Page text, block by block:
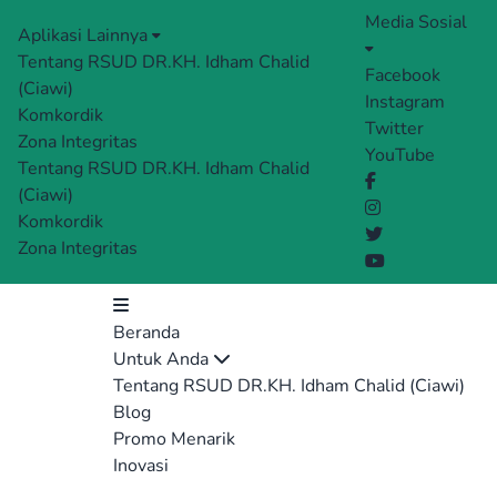
Aplikasi Lainnya
Tentang RSUD DR.KH. Idham Chalid
(Ciawi)
Komkordik
Zona Integritas
Tentang RSUD DR.KH. Idham Chalid
(Ciawi)
Komkordik
Zona Integritas
Media Sosial
Facebook
Instagram
Twitter
YouTube
Beranda
Untuk Anda
Tentang RSUD DR.KH. Idham Chalid (Ciawi)
Blog
Promo Menarik
Inovasi